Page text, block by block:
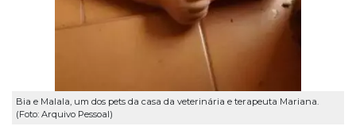
Bia e Malala, um dos pets da casa da veterinária e terapeuta Mariana.
(Foto: Arquivo Pessoal)